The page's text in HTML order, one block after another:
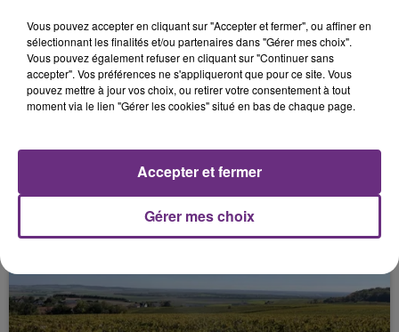
Vous pouvez accepter en cliquant sur "Accepter et fermer", ou affiner en
sélectionnant les finalités et/ou partenaires dans "Gérer mes choix".
Vous pouvez également refuser en cliquant sur "Continuer sans
accepter". Vos préférences ne s'appliqueront que pour ce site. Vous
pouvez mettre à jour vos choix, ou retirer votre consentement à tout
moment via le lien "Gérer les cookies" situé en bas de chaque page.
Gérer mes choix
Accepter et fermer